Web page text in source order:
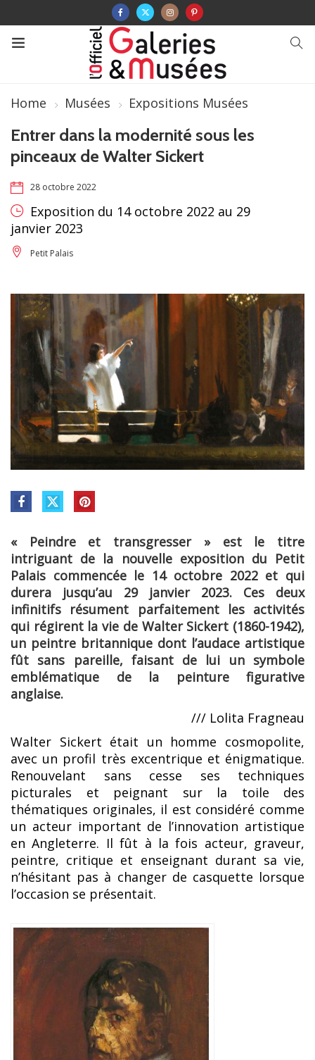
Home Musées Expositions Musées
Entrer dans la modernité sous les
pinceaux de Walter Sickert
28 octobre 2022
Exposition du 14 octobre 2022 au 29
janvier 2023
Petit Palais
« Peindre et transgresser » est le titre
intriguant de la nouvelle exposition du Petit
Palais commencée le 14 octobre 2022 et qui
durera jusqu’au 29 janvier 2023. Ces deux
infinitifs résument parfaitement les activités
qui régirent la vie de Walter Sickert (1860-1942),
un peintre britannique dont l’audace artistique
fût sans pareille, faisant de lui un symbole
emblématique de la peinture figurative
anglaise.
/// Lolita Fragneau
Walter Sickert était un homme cosmopolite,
avec un profil très excentrique et énigmatique.
Renouvelant sans cesse ses techniques
picturales et peignant sur la toile des
thématiques originales, il est considéré comme
un acteur important de l’innovation artistique
en Angleterre. Il fût à la fois acteur, graveur,
peintre, critique et enseignant durant sa vie,
n’hésitant pas à changer de casquette lorsque
l’occasion se présentait.